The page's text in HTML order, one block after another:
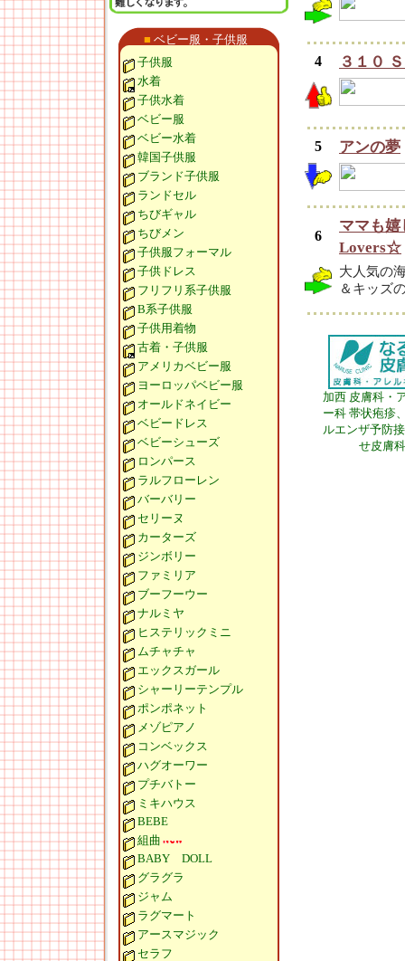
■ ベビー服・子供服
子供服
水着
子供水着
ベビー服
ベビー水着
韓国子供服
ブランド子供服
ランドセル
ちびギャル
ちびメン
子供服フォーマル
子供ドレス
フリフリ系子供服
B系子供服
子供用着物
古着・子供服
アメリカベビー服
ヨーロッパベビー服
オールドネイビー
ベビードレス
ベビーシューズ
ロンパース
ラルフローレン
バーバリー
セリーヌ
カーターズ
ジンボリー
ファミリア
ブーフーウー
ナルミヤ
ヒステリックミニ
ムチャチャ
エックスガール
シャーリーテンプル
ポンポネット
メゾピアノ
コンベックス
ハグオーワー
プチバトー
ミキハウス
BEBE
組曲
BABY DOLL
グラグラ
ジャム
ラグマート
アースマジック
セラフ
4 ３１０
5 アンの夢
6
ママも
Lovers☆
大人気の
＆キッズ
加西 皮膚科・
ー科 帯状疱疹
ルエンザ予防
せ皮膚科